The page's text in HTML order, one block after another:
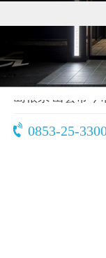
〒693-0001
島根県 出雲市今
0853-25-